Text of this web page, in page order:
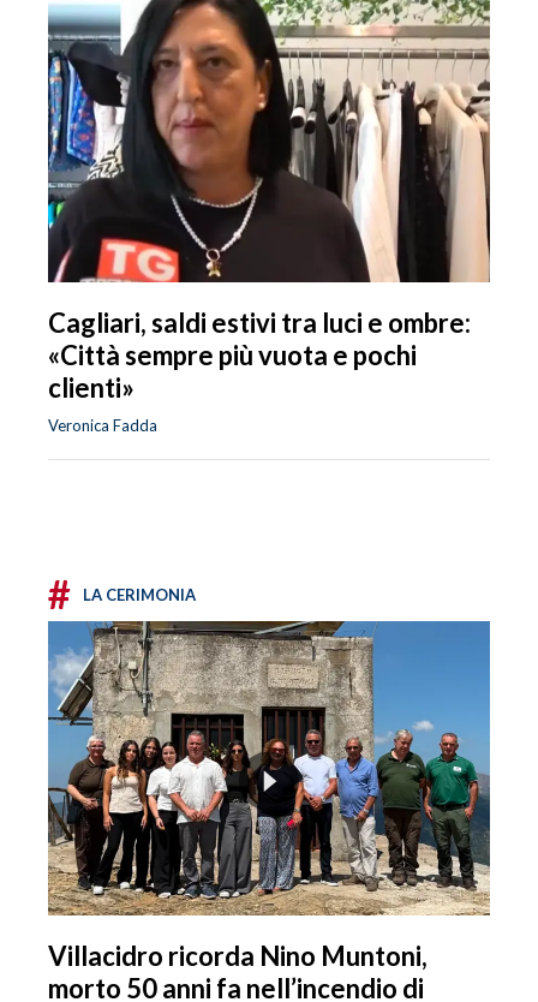
Cagliari, saldi estivi tra luci e ombre:
«Città sempre più vuota e pochi
clienti»
Veronica Fadda
# LA CERIMONIA
Villacidro ricorda Nino Muntoni,
morto 50 anni fa nell’incendio di